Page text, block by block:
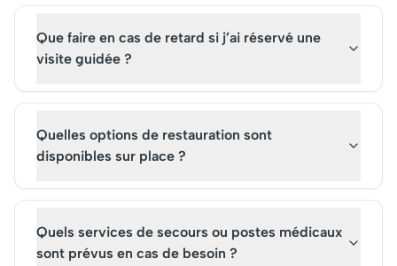
Que faire en cas de retard si j’ai réservé une
visite guidée ?
Quelles options de restauration sont
disponibles sur place ?
Quels services de secours ou postes médicaux
sont prévus en cas de besoin ?